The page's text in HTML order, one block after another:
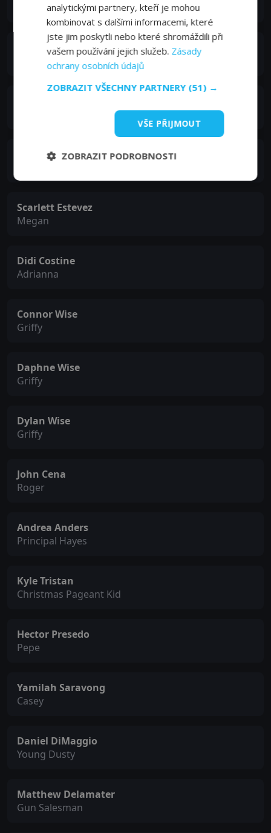
Linda Cardellini
Owen Vaccaro
Scarlett Estevez
Megan
Didi Costine
Adrianna
Connor Wise
Griffy
Daphne Wise
Griffy
Dylan Wise
Griffy
John Cena
Roger
Andrea Anders
Principal Hayes
Kyle Tristan
Christmas Pageant Kid
Hector Presedo
Pepe
Yamilah Saravong
Casey
Daniel DiMaggio
Young Dusty
Matthew Delamater
Gun Salesman
analytickými partnery, kteří je mohou
kombinovat s dalšími informacemi, které
jste jim poskytli nebo které shromáždili při
vašem používání jejich služeb. Zásady
ochrany osobních údajů
ZOBRAZIT VŠECHNY PARTNERY (51) →
VŠE PŘIJMOUT
ZOBRAZIT PODROBNOSTI